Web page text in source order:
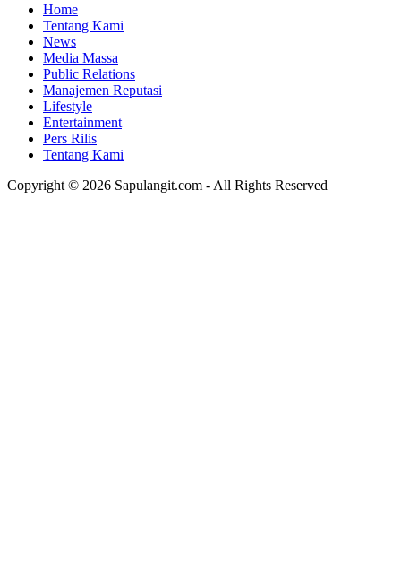
Home
Tentang Kami
News
Media Massa
Public Relations
Manajemen Reputasi
Lifestyle
Entertainment
Pers Rilis
Tentang Kami
Copyright © 2026 Sapulangit.com - All Rights Reserved